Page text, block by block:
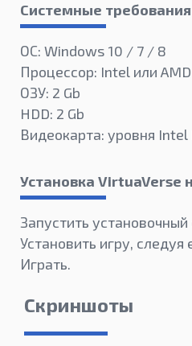
Системные требования
ОС: Windows 10 / 7 / 8
Процессор: Intel или
ОЗУ: 2 Gb
HDD: 2 Gb
Видеокарта: уровня
Установка VirtuaVerse
Запустить
Установить игру, следуя
Играть.
Скриншоты